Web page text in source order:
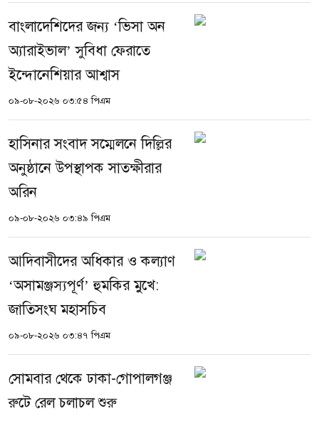
বাংলাদেশিদের জন্য ‘ভিসা অন
অ্যারাইভাল’ সুবিধা ফেরাতে
ইন্দোনেশিয়ার আশ্বাস
০৯-০৮-২০২৬ ০৩:৫৪ পিএম
হাসিনার সংবাদ সম্মেলনে দিল্লির
অনুষ্ঠানে উপস্থাপক সাতক্ষীরার
অরিন
০৯-০৮-২০২৬ ০৩:৪৯ পিএম
আদিবাসীদের অধিকার ও কল্যাণ
‘অসামঞ্জস্যপূর্ণ’ হুমকির মুখে:
জাতিসংঘ মহাসচিব
০৯-০৮-২০২৬ ০৩:৪৭ পিএম
সোমবার থেকে ঢাকা-গোপালগঞ্জ
রুটে রেল চলাচল শুরু